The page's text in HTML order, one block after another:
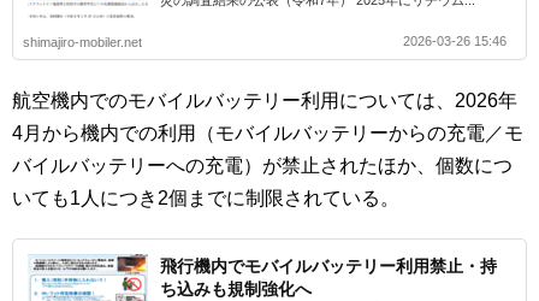
shimajiro-mobiler.net 2026-03-26 15:46
航空機内でのモバイルバッテリー利用については、2026年
4月から機内での利用（モバイルバッテリーからの充電／モ
バイルバッテリーへの充電）が禁止されたほか、個数につ
いても1人につき2個までに制限されている。
飛行機内でモバイルバッテリー利用禁止・持
ち込みも規制強化へ